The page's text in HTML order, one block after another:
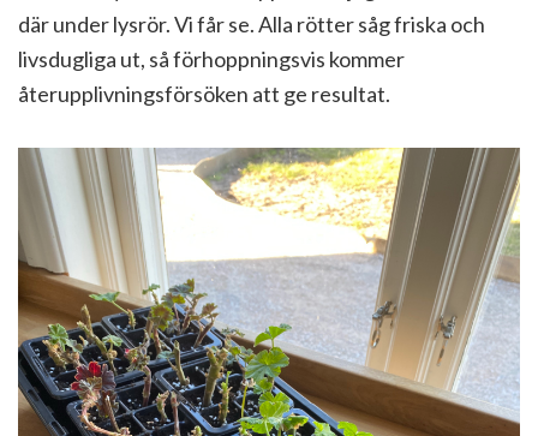
där under lysrör. Vi får se. Alla rötter såg friska och
livsdugliga ut, så förhoppningsvis kommer
återupplivningsförsöken att ge resultat.